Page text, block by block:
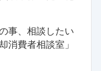
事、相談したい
消費者相談室」